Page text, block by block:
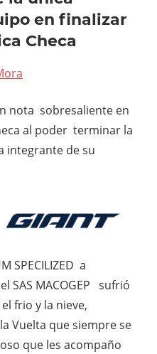
en finalizar
Checa
nota sobresaliente en
al poder terminar la
integrante de su
SPECILIZED a
SAS MACOGEP sufrió
frio y la nieve,
Vuelta que siempre se
que les acompaño